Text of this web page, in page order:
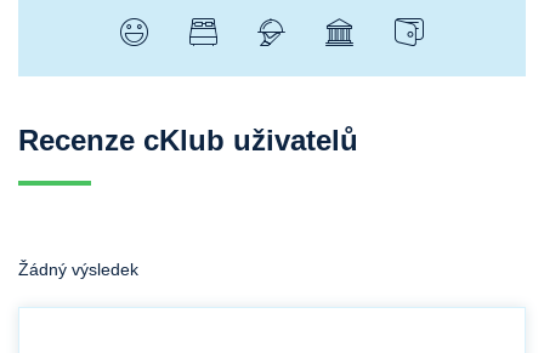
Recenze cKlub uživatelů
Žádný výsledek